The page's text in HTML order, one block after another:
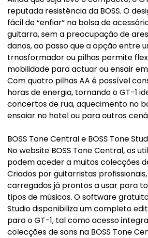
reputada resistência da BOSS. O
fácil de “enfiar” na bolsa de
guitarra, sem a preocupação de
danos, ao passo que a opção entre
trnasformador ou pilhas permite
mobilidade para actuar ou ensair
Com quatro pilhas AA é possível
horas de energia, tornando o GT-1
concertos de rua, aquecimento no
ensaiar no hotel ou para outros
BOSS Tone Central e BOSS Tone
No website BOSS Tone Central, os
podem aceder a muitos colecções
Criados por guitarristas
carregados já prontos a usar para
tipos de músicos. O software
Studio disponibiliza um completo
para o GT-1, tal como acesso
colecções de sons na BOSS Tone